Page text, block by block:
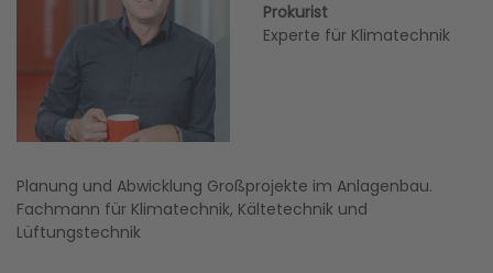
Prokurist
Experte für Klimatechnik
Planung und Abwicklung Großprojekte im Anlagenbau.
Fachmann für Klimatechnik, Kältetechnik und
Lüftungstechnik